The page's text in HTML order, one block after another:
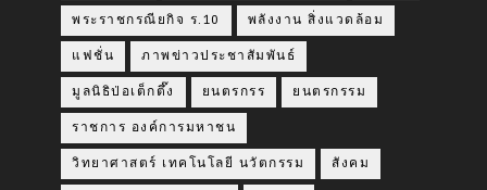
พระราชกรณียกิจ ร.10 พลังงาน สิ่งแวดล้อม
แฟชั่น ภาพข่าวประชาสัมพันธ์
มูลนิธิป่อเต็กตึ๊ง ยนตรกรร ยนตรกรรม
ราชการ องค์การมหาชน
วิทยาศาสตร์ เทคโนโลยี นวัตกรรม สังคม